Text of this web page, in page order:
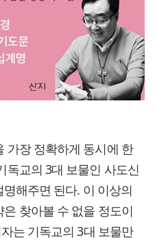
가장 정확하게 동시에 한
독교의 3대 보물인 사도신
해주면 된다. 이 이상의
찾아볼 수 없을 정도이
는 기독교의 3대 보물만